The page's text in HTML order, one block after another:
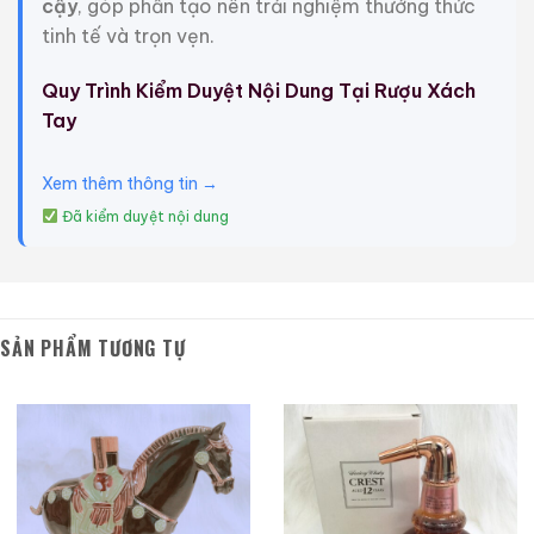
Hibiki là hình mẫu của sự hài hòa – ra mắt năm 1989
để kỷ niệm triết lý sống hòa hợp với con người và
đẫm bởi 24 lý do của lịch truyền thống Nhật Bản và
Hibiki là sự pha trộn tinh tế của vô số loại whisky
mạch nha và ngũ cốc từ các nhà máy chưng cất
Yamazaki, Hakushu và Chita nổi tiếng toàn cầu của
Suntory. Những loại whisky này được pha trộn tỉ mỉ để
cậy, góp phần tạo nên trải nghiệm thưởng thức
tinh tế và trọn vẹn.
Quy Trình Kiểm Duyệt Nội Dung Tại Rượu Xách
Tay
Xem thêm thông tin →
Đã kiểm duyệt nội dung
SẢN PHẨM TƯƠNG TỰ